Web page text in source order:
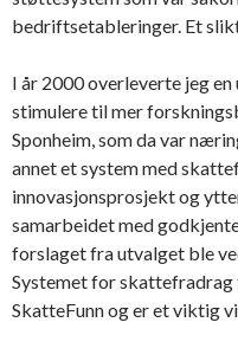
bedriftsetableringer. Et
I år 2000 overleverte jeg
stimulere til mer
Sponheim, som da var
annet et system med
innovasjonsprosjekt og
samarbeidet med
forslaget fra utvalget ble
Systemet for
SkatteFunn og er et viktig